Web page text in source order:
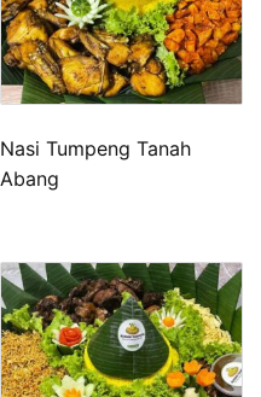
Nasi Tumpeng Tanah
Abang